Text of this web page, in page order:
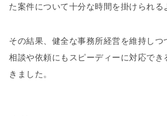
た案件について十分な時間を掛けられる
その結果、健全な事務所経営を維持しつ
相談や依頼にもスピーディーに対応で
きました。